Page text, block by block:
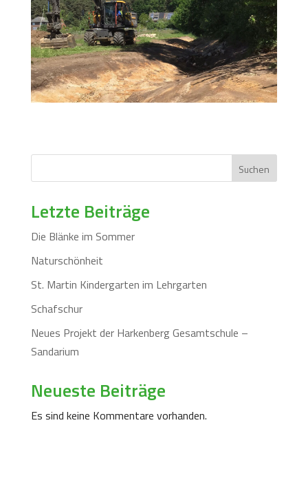
Suchen
Letzte Beiträge
Die Blänke im Sommer
Naturschönheit
St. Martin Kindergarten im Lehrgarten
Schafschur
Neues Projekt der Harkenberg Gesamtschule –
Sandarium
Neueste Beiträge
Es sind keine Kommentare vorhanden.